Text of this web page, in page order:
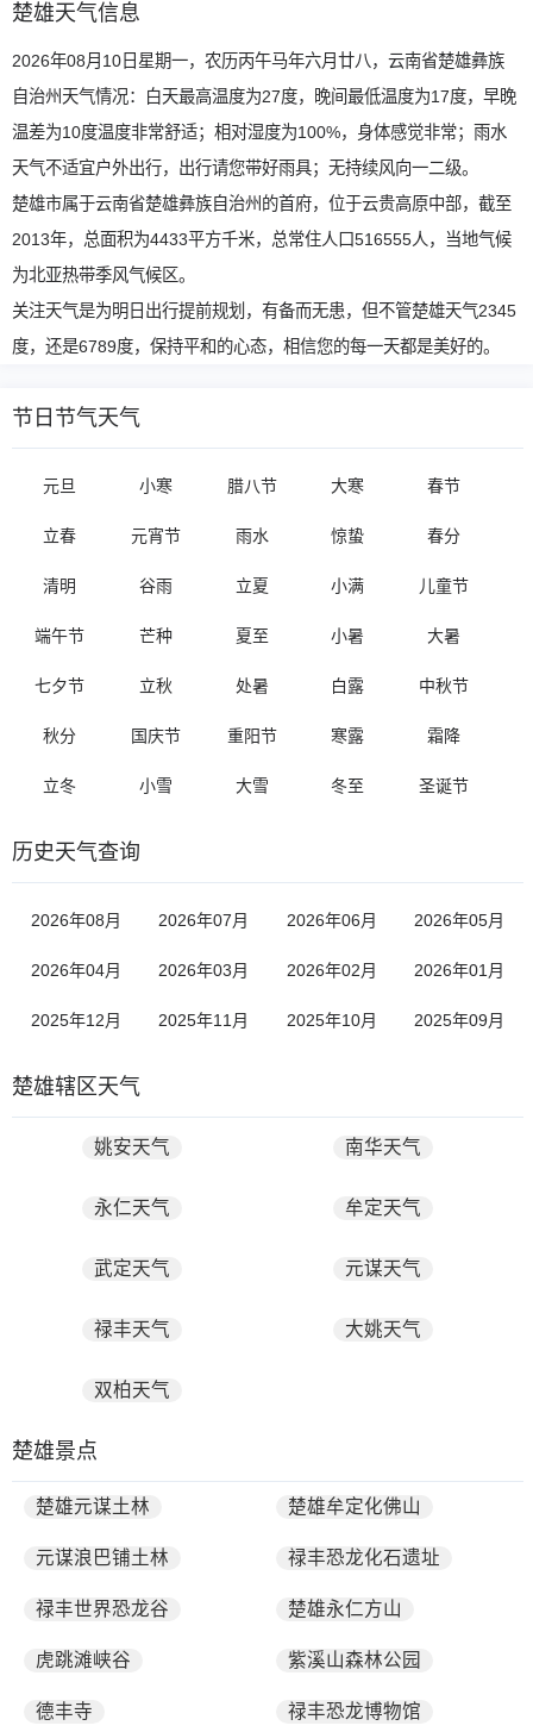
楚雄天气信息
2026年08月10日星期一，农历丙午马年六月廿八，云南省楚雄彝族
自治州天气情况：白天最高温度为27度，晚间最低温度为17度，早晚
温差为10度温度非常舒适；相对湿度为100%，身体感觉非常；雨水
天气不适宜户外出行，出行请您带好雨具；无持续风向一二级。
楚雄市属于云南省楚雄彝族自治州的首府，位于云贵高原中部，截至
2013年，总面积为4433平方千米，总常住人口516555人，当地气候
为北亚热带季风气候区。
关注天气是为明日出行提前规划，有备而无患，但不管楚雄天气2345
度，还是6789度，保持平和的心态，相信您的每一天都是美好的。
节日节气天气
元旦 小寒 腊八节 大寒 春节
立春 元宵节 雨水 惊蛰 春分
清明 谷雨 立夏 小满 儿童节
端午节 芒种 夏至 小暑 大暑
七夕节 立秋 处暑 白露 中秋节
秋分 国庆节 重阳节 寒露 霜降
立冬 小雪 大雪 冬至 圣诞节
历史天气查询
2026年08月 2026年07月 2026年06月 2026年05月
2026年04月 2026年03月 2026年02月 2026年01月
2025年12月 2025年11月 2025年10月 2025年09月
楚雄辖区天气
姚安天气 南华天气
永仁天气 牟定天气
武定天气 元谋天气
禄丰天气 大姚天气
双柏天气
楚雄景点
楚雄元谋土林 楚雄牟定化佛山
元谋浪巴铺土林 禄丰恐龙化石遗址
禄丰世界恐龙谷 楚雄永仁方山
虎跳滩峡谷 紫溪山森林公园
德丰寺 禄丰恐龙博物馆